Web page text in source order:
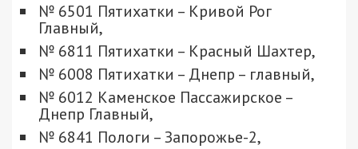
№ 6501 Пятихатки – Кривой Рог
Главный,
№ 6811 Пятихатки – Красный Шахтер,
№ 6008 Пятихатки – Днепр – главный,
№ 6012 Каменское Пассажирское –
Днепр Главный,
№ 6841 Пологи – Запорожье-2,